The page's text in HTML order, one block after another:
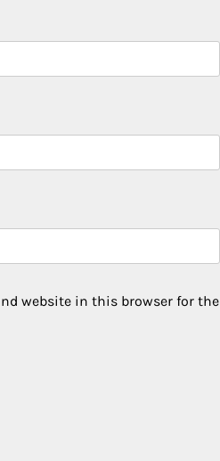
website in this browser for the